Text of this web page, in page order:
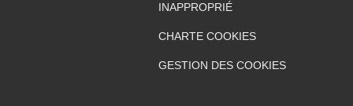
INAPPROPRIÉ
CHARTE COOKIES
GESTION DES COOKIES